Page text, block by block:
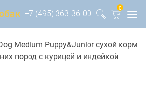
+7 (495) 363-36-00
0
Medium Puppy&Junior сухой корм
пород с курицей и индейкой